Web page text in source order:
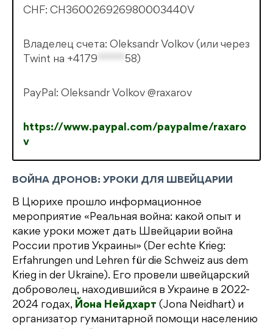
CHF: CH360026926980003440V
Владелец счета: Oleksandr Volkov (или через
Twint на +4179 58)
PayPal: Oleksandr Volkov @raxarov
https://www.paypal.com/paypalme/raxaro
v
ВОЙНА ДРОНОВ: УРОКИ ДЛЯ ШВЕЙЦАРИИ
В Цюрихе прошло информационное
мероприятие «Реальная война: какой опыт и
какие уроки может дать Швейцарии война
России против Украины» (Der echte Krieg:
Erfahrungen und Lehren für die Schweiz aus dem
Krieg in der Ukraine). Его провели швейцарский
доброволец, находившийся в Украине в 2022-
2024 годах, Йона Нейдхарт (Jona Neidhart) и
организатор гуманитарной помощи населению